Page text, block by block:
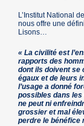
L’Institut National
nous offre une
Lisons…
« La civilité est
rapports des
dont ils doivent se
égaux et de leurs
l’usage a donné
possibles dans les
ne peut ni
grossier et mal
perdre le bénéfice